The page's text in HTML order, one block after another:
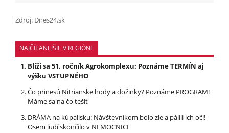
Zdroj: Dnes24.sk
NAJČÍTANEJŠIE V REGIÓNE
Blíži sa 51. ročník Agrokomplexu: Poznáme TERMÍN aj
výšku VSTUPNÉHO
Čo prinesú Nitrianske hody a dožinky? Poznáme PROGRAM!
Máme sa na čo tešiť
DRÁMA na kúpalisku: Návštevníkom bolo zle a pálili ich oči!
Osem ľudí skončilo v NEMOCNICI